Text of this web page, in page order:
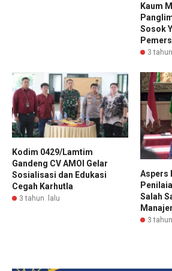
Kaum
Sosok
3
Kodim 0429/Lamtim
Gandeng CV AMOI Gelar
Sosialisasi dan Edukasi
Cegah Karhutla
3 tahun lalu
Aspers
Salah
3